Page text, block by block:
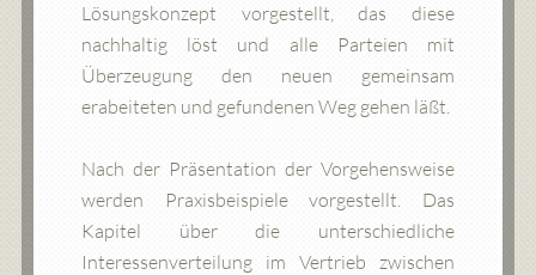
Lösungskonzept vorgestellt, das diese
nachhaltig löst und alle Parteien mit
Überzeugung den neuen gemeinsam
erabeiteten und gefundenen Weg gehen läßt.
Nach der Präsentation der Vorgehensweise
werden Praxisbeispiele vorgestellt. Das
Kapitel über die unterschiedliche
Interessenverteilung im Vertrieb zwischen